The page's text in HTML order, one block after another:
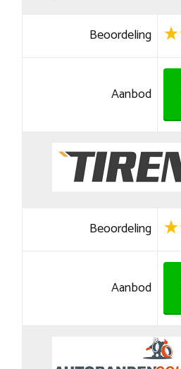
Beoordeling
Aanbod
Beoordeling
Aanbod